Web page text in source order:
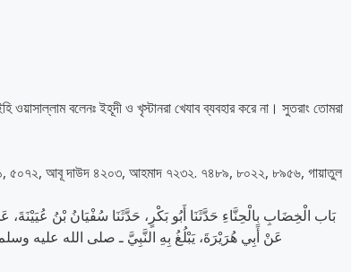
বলেনঃ ইহূদী ও খৃস্টানরা খেযাব ব্যবহার করে না। সুতরাং তোমরা
৫০৭২, আবূ দাউদ ৪২০৩, আহমাদ ৭২৩২. ৭৪৮৯, ৮০২২, ৮৯৫৬, গায়াতুল
بَاب الْخِضَابِ بِالْحِنَّاءِ حَدَّثَنَا أَبُو بَكْرٍ، حَدَّثَنَا سُفْيَانُ بْنُ
عَنْ أَبِي هُرَيْرَةَ، يَبْلُغُ بِهِ النَّبِيَّ ـ صلى الله عليه